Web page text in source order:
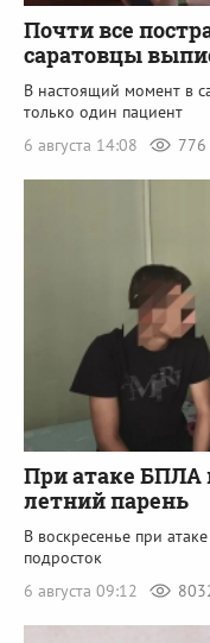
Почти все
саратовцы
В настоящий момент в
только один пациент
6 августа 14:08
776
При атаке БПЛА
летний парень
В воскресенье при
подросток
6 августа 09:12